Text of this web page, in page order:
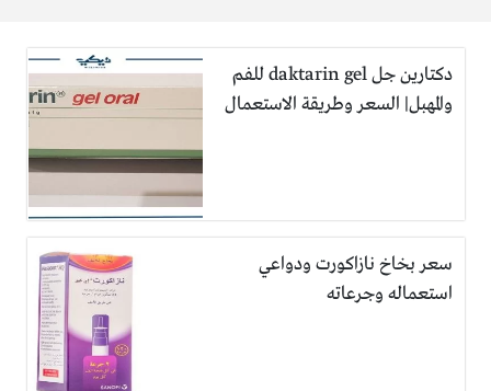
دكتارين جل daktarin gel للفم
والمهبل| السعر وطريقة الاستعمال
سعر بخاخ نازاكورت ودواعي
استعماله وجرعاته